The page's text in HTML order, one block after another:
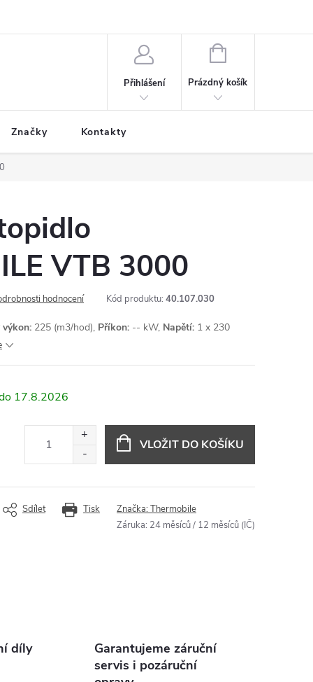
Přihlášení
NÁKUPNÍ
Prázdný košík
Značky Kontakty
VTB 3000
hodnocení Kód produktu: 40.107.030
výkon: 225 (m3/hod), Příkon: -- kW, Napětí: 1 x 230
17.8.2026
VLOŽIT DO KOŠÍKU
Tisk
Sdílet Značka:Thermobile
Záruka: 24 měsíců / 12 měsíců (IČ)
díly
Garantujeme záruční
servis i pozáruční